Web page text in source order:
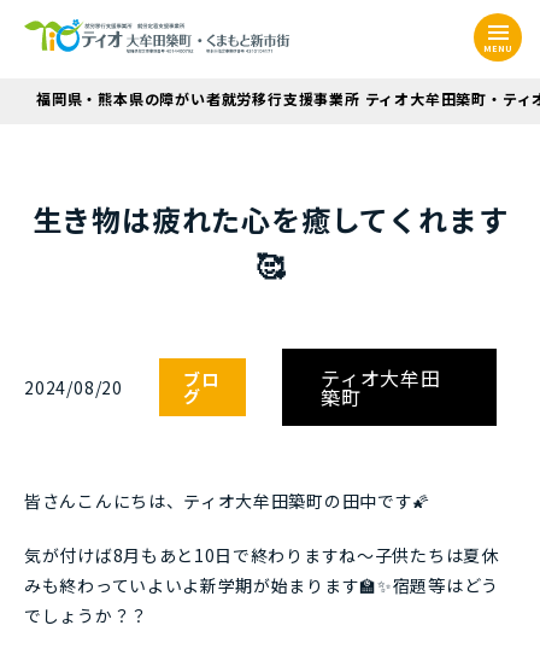
MENU
福岡県・熊本県の障がい者就労移行支援事業所 ティオ大牟田築町・ティ
生き物は疲れた心を癒してくれます
🥰
2024/08/20 ブロ
グ
ティオ大牟田
築町
皆さんこんにちは、ティオ大牟田築町の田中です🌠
気が付けば8月もあと10日で終わりますね～子供たちは夏休
みも終わっていよいよ新学期が始まります🏫✨宿題等はどう
でしょうか？？